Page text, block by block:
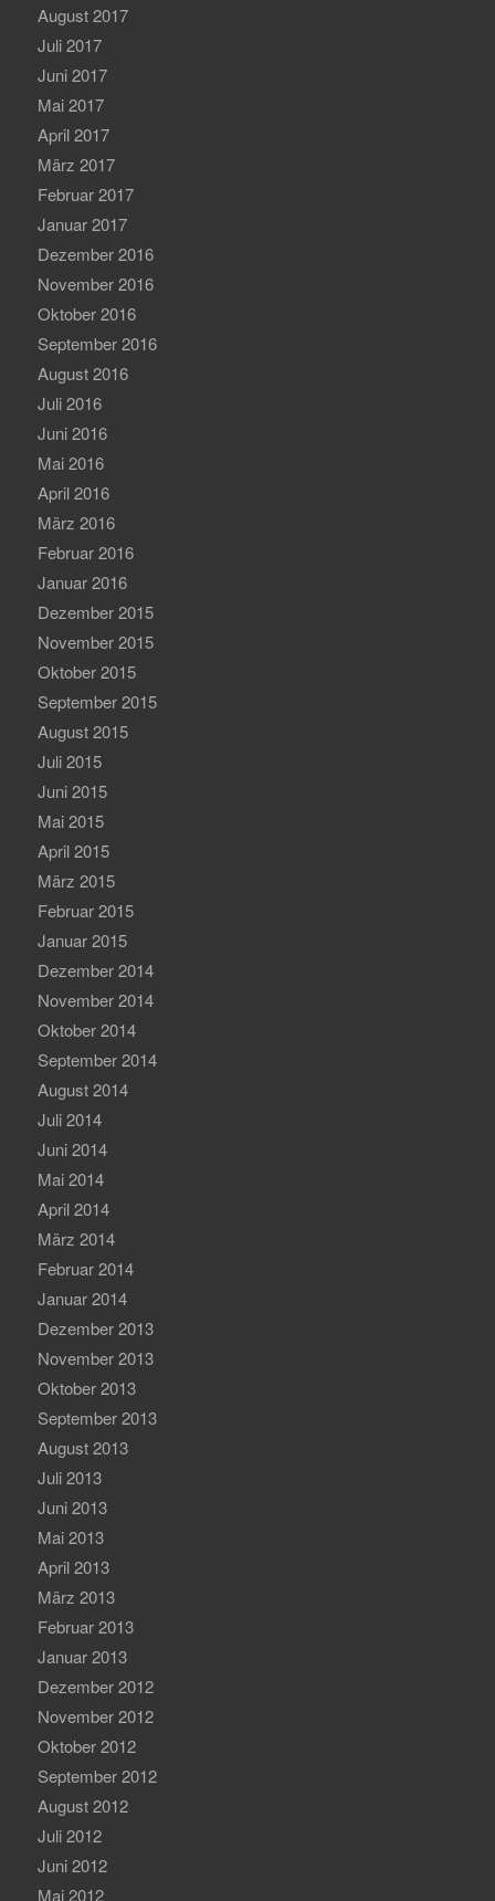
August 2017
Juli 2017
Juni 2017
Mai 2017
April 2017
März 2017
Februar 2017
Januar 2017
Dezember 2016
November 2016
Oktober 2016
September 2016
August 2016
Juli 2016
Juni 2016
Mai 2016
April 2016
März 2016
Februar 2016
Januar 2016
Dezember 2015
November 2015
Oktober 2015
September 2015
August 2015
Juli 2015
Juni 2015
Mai 2015
April 2015
März 2015
Februar 2015
Januar 2015
Dezember 2014
November 2014
Oktober 2014
September 2014
August 2014
Juli 2014
Juni 2014
Mai 2014
April 2014
März 2014
Februar 2014
Januar 2014
Dezember 2013
November 2013
Oktober 2013
September 2013
August 2013
Juli 2013
Juni 2013
Mai 2013
April 2013
März 2013
Februar 2013
Januar 2013
Dezember 2012
November 2012
Oktober 2012
September 2012
August 2012
Juli 2012
Juni 2012
Mai 2012